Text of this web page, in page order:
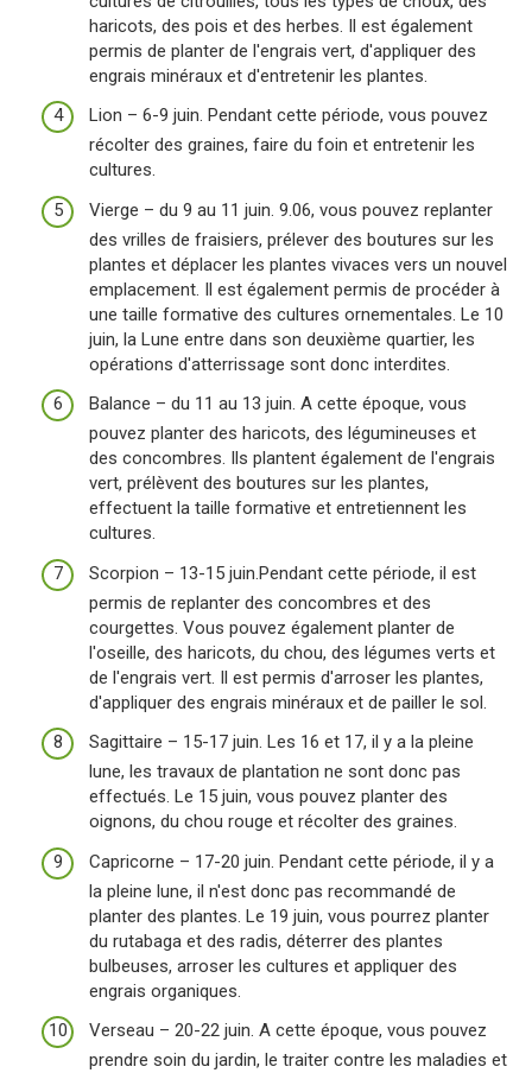
haricots, des pois et des herbes. Il est également
permis de planter de l'engrais vert, d'appliquer des
engrais minéraux et d'entretenir les plantes.
Lion – 6-9 juin. Pendant cette période, vous pouvez
récolter des graines, faire du foin et entretenir les
cultures.
Vierge – du 9 au 11 juin. 9.06, vous pouvez replanter
des vrilles de fraisiers, prélever des boutures sur les
plantes et déplacer les plantes vivaces vers un nouvel
emplacement. Il est également permis de procéder à
une taille formative des cultures ornementales. Le 10
juin, la Lune entre dans son deuxième quartier, les
opérations d'atterrissage sont donc interdites.
Balance – du 11 au 13 juin. A cette époque, vous
pouvez planter des haricots, des légumineuses et
des concombres. Ils plantent également de l'engrais
vert, prélèvent des boutures sur les plantes,
effectuent la taille formative et entretiennent les
cultures.
Scorpion – 13-15 juin.Pendant cette période, il est
permis de replanter des concombres et des
courgettes. Vous pouvez également planter de
l'oseille, des haricots, du chou, des légumes verts et
de l'engrais vert. Il est permis d'arroser les plantes,
d'appliquer des engrais minéraux et de pailler le sol.
Sagittaire – 15-17 juin. Les 16 et 17, il y a la pleine
lune, les travaux de plantation ne sont donc pas
effectués. Le 15 juin, vous pouvez planter des
oignons, du chou rouge et récolter des graines.
Capricorne – 17-20 juin. Pendant cette période, il y a
la pleine lune, il n'est donc pas recommandé de
planter des plantes. Le 19 juin, vous pourrez planter
du rutabaga et des radis, déterrer des plantes
bulbeuses, arroser les cultures et appliquer des
engrais organiques.
Verseau – 20-22 juin. A cette époque, vous pouvez
prendre soin du jardin, le traiter contre les maladies et